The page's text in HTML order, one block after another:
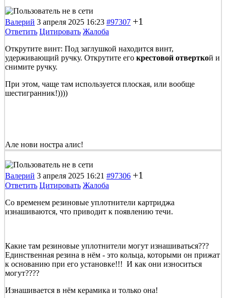
Валерий 3 апреля 2025 16:23 #97307 +1
Ответить Цитировать Жалоба
Открутите винт: Под заглушкой находится винт,
удерживающий ручку. Открутите его крестовой отверткой и
снимите ручку.
При этом, чаще там используется плоская, или вообще
шестигранник!))))
Але нови ностра алис!
Валерий 3 апреля 2025 16:21 #97306 +1
Ответить Цитировать Жалоба
Со временем резиновые уплотнители картриджа
изнашиваются, что приводит к появлению течи.
Какие там резиновые уплотнители могут изнашиваться???
Единственная резина в нём - это кольца, которыми он прижат
к основанию при его установке!!! И как они износиться
могут????
Изнашивается в нём керамика и только она!